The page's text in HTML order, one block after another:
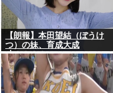
【朗報】本田望結（ぼうけ
つ）の妹、育成大成
功！！！！